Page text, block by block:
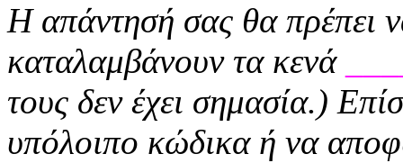
Η απάντησή σας θα πρέπει
καταλαμβάνουν τα κενά
τους δεν έχει σημασία.)
υπόλοιπο κώδικα ή να